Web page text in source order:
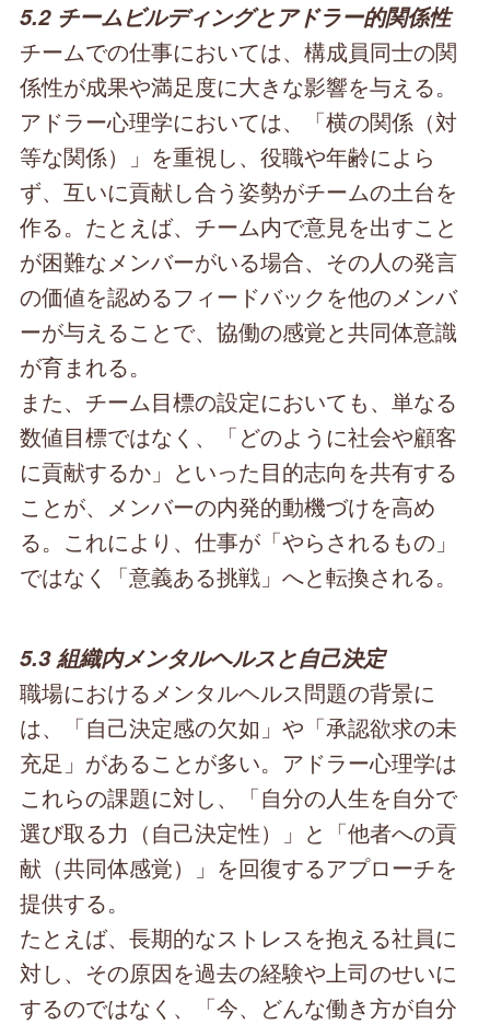
5.2 チームビルディングとアドラー的関係性
チームでの仕事においては、構成員同士の関
係性が成果や満足度に大きな影響を与える。
アドラー心理学においては、「横の関係（対
等な関係）」を重視し、役職や年齢によら
ず、互いに貢献し合う姿勢がチームの土台を
作る。たとえば、チーム内で意見を出すこと
が困難なメンバーがいる場合、その人の発言
の価値を認めるフィードバックを他のメンバ
ーが与えることで、協働の感覚と共同体意識
が育まれる。
また、チーム目標の設定においても、単なる
数値目標ではなく、「どのように社会や顧客
に貢献するか」といった目的志向を共有する
ことが、メンバーの内発的動機づけを高め
る。これにより、仕事が「やらされるもの」
ではなく「意義ある挑戦」へと転換される。
5.3 組織内メンタルヘルスと自己決定
職場におけるメンタルヘルス問題の背景に
は、「自己決定感の欠如」や「承認欲求の未
充足」があることが多い。アドラー心理学は
これらの課題に対し、「自分の人生を自分で
選び取る力（自己決定性）」と「他者への貢
献（共同体感覚）」を回復するアプローチを
提供する。
たとえば、長期的なストレスを抱える社員に
対し、その原因を過去の経験や上司のせいに
するのではなく、「今、どんな働き方が自分